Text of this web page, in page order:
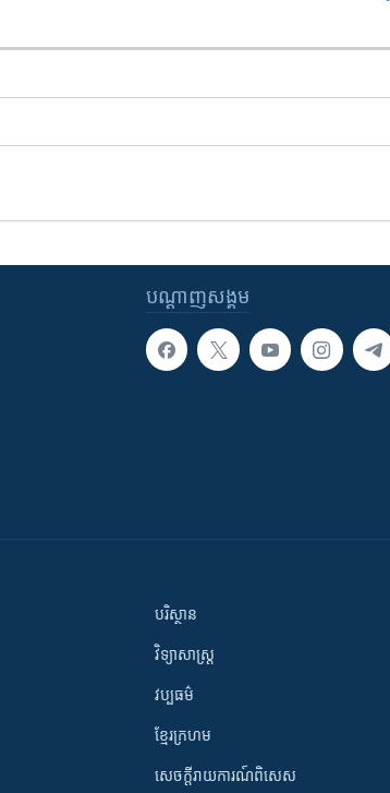
បណ្តាញ​សង្គម
បរិស្ថាន
វិទ្យាសាស្រ្ត
វប្បធម៌
ខ្មែរក្រហម
សេចក្តីរាយការណ៍ពិសេស